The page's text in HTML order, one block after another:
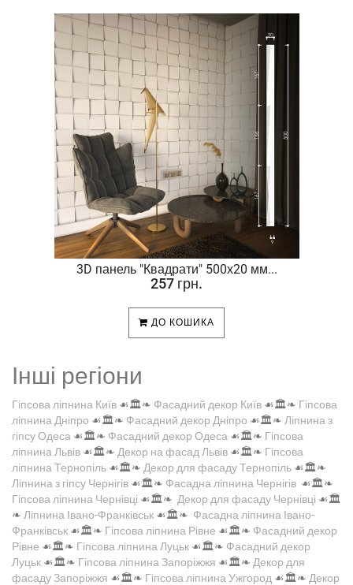
3D панель "Квадрати" 500х20 мм...
257 грн.
ДО КОШИКА
Інші регіони
Гіпсова ліпнина Київ ☙🏛️❧ Фасадний декор Київ ☙🏛️❧ Гіпсова
ліпнина Дніпро ☙🏛️❧ Фасадний декор Дніпро ☙🏛️❧ Ліпнина з
гіпсу Одеса ☙🏛️❧ Фасадний декор Одеса ☙🏛️❧ Гіпсова
ліпнина Львів ☙🏛️❧ Декор на фасад Львів ☙🏛️❧ Гіпсова
ліпнина Тернопіль ☙🏛️❧ Декор для фасаду Тернопіль ☙🏛️❧
Ліпнина з гіпсу Чернігів ☙🏛️❧ Фасадна ліпнина Чернігів ☙🏛️❧
Гіпсова ліпнина Чернівці ☙🏛️❧ Декор для фасаду Чернівці ☙🏛️
❧ Ліпнина Івано-Франківськ ☙🏛️❧ Фасадна ліпнина Івано-
Франківськ ☙🏛️❧ Гіпсова ліпнина Рівне ☙🏛️❧ Фасадний декор
Рівне ☙🏛️❧ Гіпсова ліпнина Луцьк ☙🏛️❧ Фасадний декор
Луцьк ☙🏛️❧ Гіпсова ліпнина Запоріжжя ☙🏛️❧ Декор для
фасаду Запоріжжя ☙🏛️❧ Гіпсова ліпнина Ужгород ☙🏛️❧ Декор